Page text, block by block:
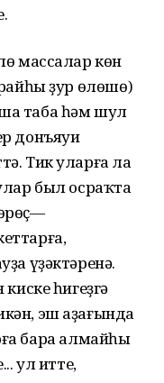
массалар көн
ҙур өлөшө)
таба һәм шул
донъяуи
Тик уларға ла
был осраҡта
үҙәктәренә.
һигеҙгә
эш аҙағында
бара алмайһың
ул итте,